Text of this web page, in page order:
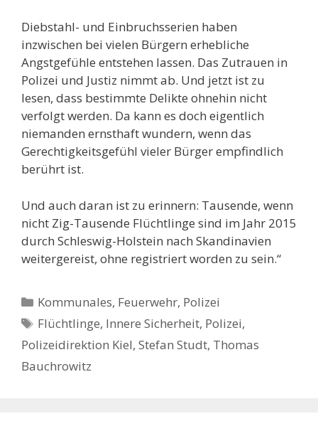
Diebstahl- und Einbruchsserien haben
inzwischen bei vielen Bürgern erhebliche
Angstgefühle entstehen lassen. Das Zutrauen in
Polizei und Justiz nimmt ab. Und jetzt ist zu
lesen, dass bestimmte Delikte ohnehin nicht
verfolgt werden. Da kann es doch eigentlich
niemanden ernsthaft wundern, wenn das
Gerechtigkeitsgefühl vieler Bürger empfindlich
berührt ist.
Und auch daran ist zu erinnern: Tausende, wenn
nicht Zig-Tausende Flüchtlinge sind im Jahr 2015
durch Schleswig-Holstein nach Skandinavien
weitergereist, ohne registriert worden zu sein.“
Kategorien
Kommunales, Feuerwehr, Polizei
Schlagwörter
Flüchtlinge, Innere Sicherheit, Polizei,
Polizeidirektion Kiel, Stefan Studt, Thomas
Bauchrowitz